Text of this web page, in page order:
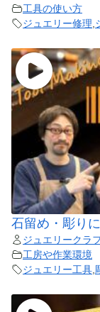
工具の使い方
ジュエリー修理
石留め・彫り
ジュエリークラ
工房や作業環境
ジュエリー工具